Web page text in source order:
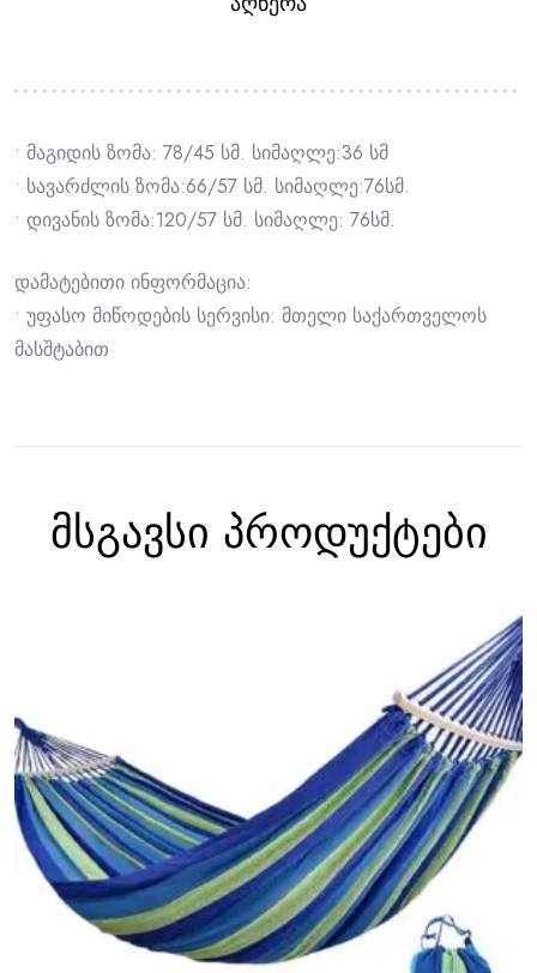
• მაგიდის ზომა: 78/45 სმ. სიმაღლე:36 სმ
• სავარძლის ზომა:66/57 სმ. სიმაღლე:76სმ.
• დივანის ზომა:120/57 სმ. სიმაღლე: 76სმ.
დამატებითი ინფორმაცია:
• უფასო მიწოდების სერვისი: მთელი საქართველოს
მასშტაბით
მსგავსი პროდუქტები